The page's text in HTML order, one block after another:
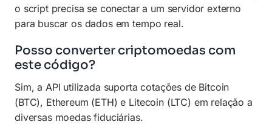
o script precisa se conectar a um servidor externo
para buscar os dados em tempo real.
Posso converter criptomoedas com
este código?
Sim, a API utilizada suporta cotações de Bitcoin
(BTC), Ethereum (ETH) e Litecoin (LTC) em relação a
diversas moedas fiduciárias.